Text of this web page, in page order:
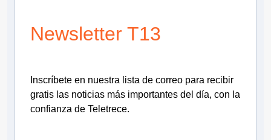
Newsletter T13
Inscríbete en nuestra lista de correo para recibir
gratis las noticias más importantes del día, con la
confianza de Teletrece.